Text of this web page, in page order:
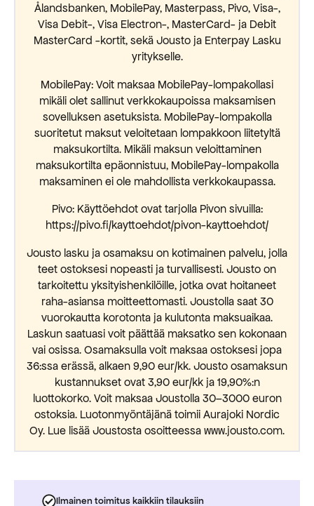
Ålandsbanken, MobilePay, Masterpass, Pivo, Visa-,
Visa Debit-, Visa Electron-, MasterCard- ja Debit
MasterCard -kortit, sekä Jousto ja Enterpay Lasku
yritykselle.
MobilePay: Voit maksaa MobilePay-lompakollasi
mikäli olet sallinut verkkokaupoissa maksamisen
sovelluksen asetuksista. MobilePay-lompakolla
suoritetut maksut veloitetaan lompakkoon liitetyltä
maksukortilta. Mikäli maksun veloittaminen
maksukortilta epäonnistuu, MobilePay-lompakolla
maksaminen ei ole mahdollista verkkokaupassa.
Pivo: Käyttöehdot ovat tarjolla Pivon sivuilla:
https://pivo.fi/kayttoehdot/pivon-kayttoehdot/
Jousto lasku ja osamaksu on kotimainen palvelu, jolla
teet ostoksesi nopeasti ja turvallisesti. Jousto on
tarkoitettu yksityishenkilöille, jotka ovat hoitaneet
raha-asiansa moitteettomasti. Joustolla saat 30
vuorokautta korotonta ja kulutonta maksuaikaa.
Laskun saatuasi voit päättää maksatko sen kokonaan
vai osissa. Osamaksulla voit maksaa ostoksesi jopa
36:ssa erässä, alkaen 9,90 eur/kk. Jousto osamaksun
kustannukset ovat 3,90 eur/kk ja 19,90%:n
luottokorko. Voit maksaa Joustolla 30–3000 euron
ostoksia. Luotonmyöntäjänä toimii Aurajoki Nordic
Oy. Lue lisää Joustosta osoitteessa www.jousto.com.
Ilmainen toimitus kaikkiin tilauksiin